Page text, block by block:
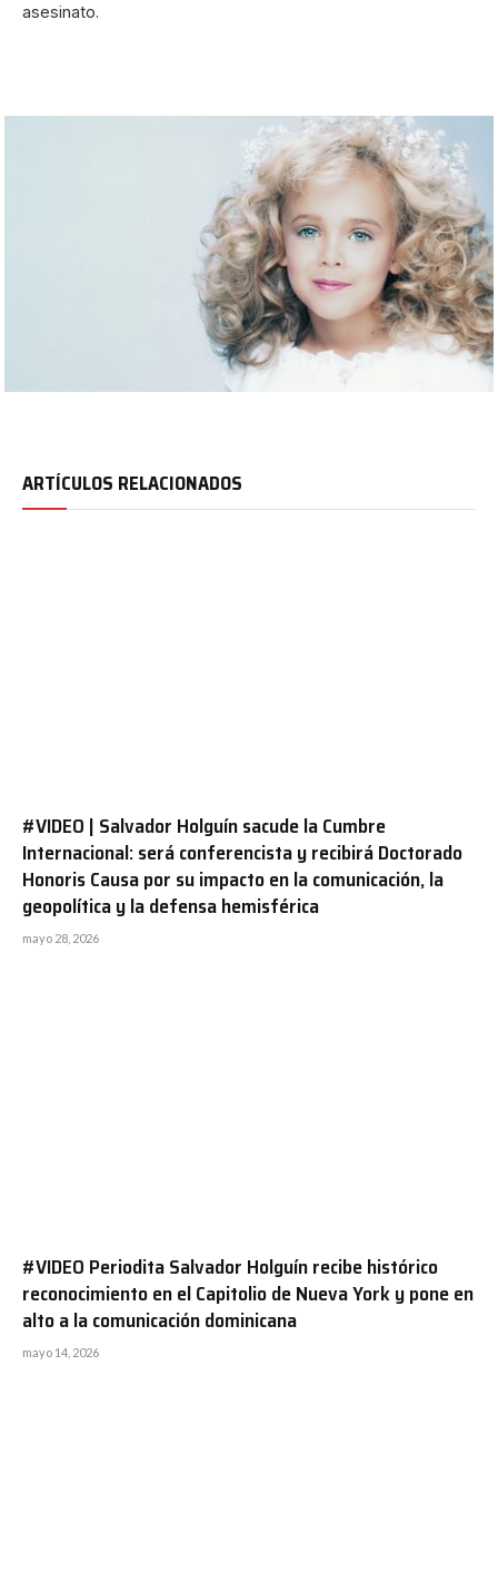
asesinato.
ARTÍCULOS RELACIONADOS
#VIDEO | Salvador Holguín sacude la Cumbre
Internacional: será conferencista y recibirá Doctorado
Honoris Causa por su impacto en la comunicación, la
geopolítica y la defensa hemisférica
mayo 28, 2026
#VIDEO Periodita Salvador Holguín recibe histórico
reconocimiento en el Capitolio de Nueva York y pone en
alto a la comunicación dominicana
mayo 14, 2026